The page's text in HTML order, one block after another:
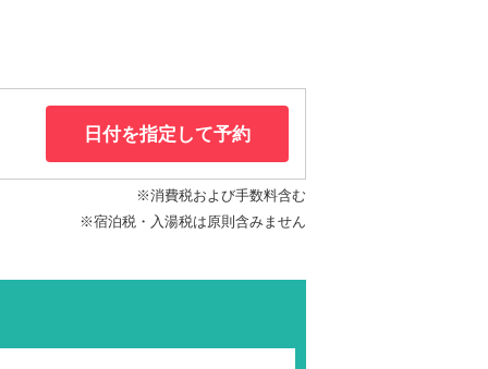
日付を指定して予約
※消費税および手数料含む
※宿泊税・入湯税は原則含みません